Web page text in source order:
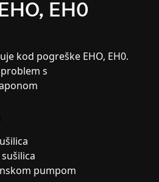
EH0
kod pogreške EHO, EH0.
s
pumpom